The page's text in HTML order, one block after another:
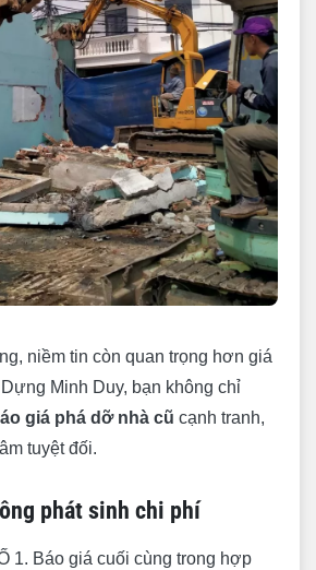
niềm tin còn quan trọng hơn giá
Minh Duy, bạn không chỉ
giá phá dỡ nhà cũ cạnh tranh,
tuyệt đối.
phát sinh chi phí
1. Báo giá cuối cùng trong hợp